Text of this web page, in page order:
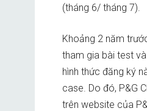
(tháng 6/ tháng 7).
Khoảng 2 năm
tham gia bài test
hình thức đăng ký
case. Do đó, P&G
trên website của